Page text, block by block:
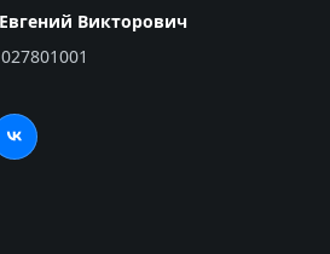
Викторович